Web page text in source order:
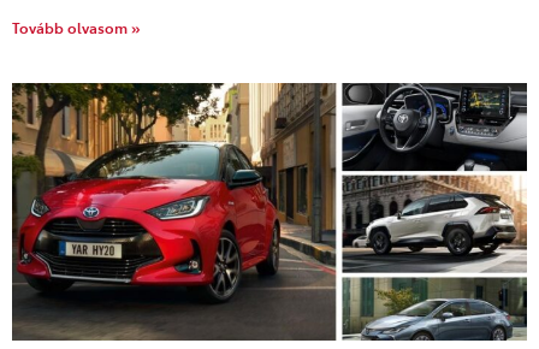
Tovább olvasom »